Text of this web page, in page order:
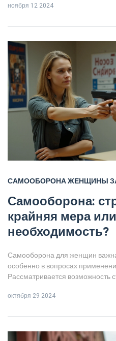
до простых приемов
выборе. Цель статьи — помочь
увереннее и безопаснее в любых
ноября 12 2024
САМООБОРОНАЖЕНЩИНЫ
Самооборона:
крайняя мера или
необходимость?
Самооборона для женщин
особенно в вопросах
Рассматривается возможность
безопасные и законные методы
октября 29 2024